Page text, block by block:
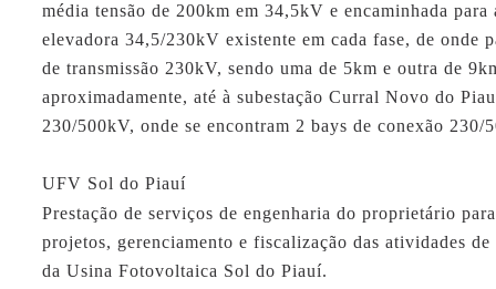
média tensão de 200km em 34,5kV e encaminhada para
elevadora 34,5/230kV existente em cada fase, de onde
de transmissão 230kV, sendo uma de 5km e outra de
aproximadamente, até à subestação Curral Novo do
230/500kV, onde se encontram 2 bays de conexão 230/
UFV Sol do Piauí
Prestação de serviços de engenharia do proprietário
projetos, gerenciamento e fiscalização das atividades
da Usina Fotovoltaica Sol do Piauí.